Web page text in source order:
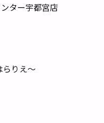
ター宇都宮店
りえ〜